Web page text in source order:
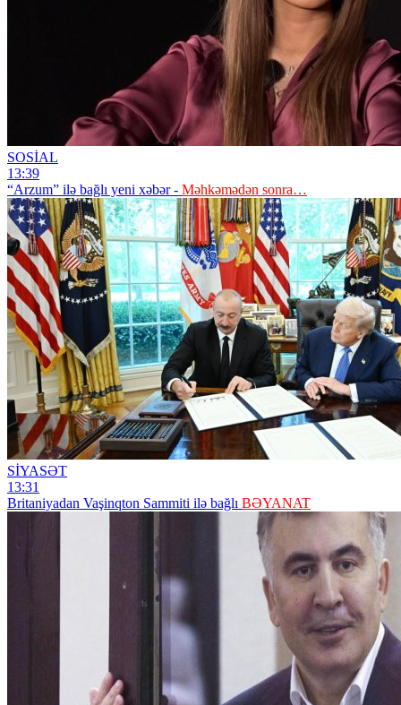
SOSİAL
13:39
“Arzum” ilə bağlı yeni xəbər - Məhkəmədən sonra…
SİYASƏT
13:31
Britaniyadan Vaşinqton Sammiti ilə bağlı BƏYANAT